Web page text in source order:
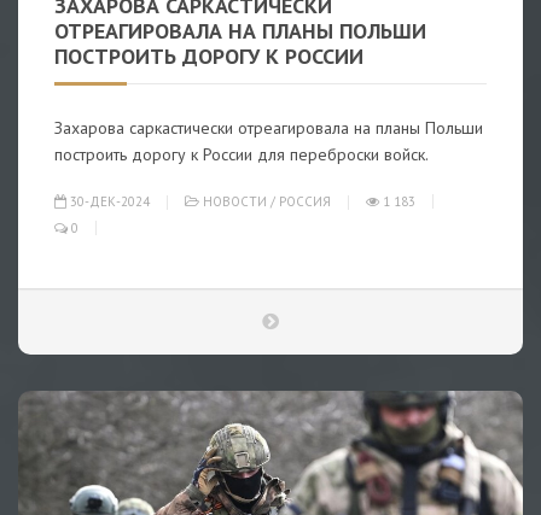
ЗАХАРОВА САРКАСТИЧЕСКИ
ОТРЕАГИРОВАЛА НА ПЛАНЫ ПОЛЬШИ
ПОСТРОИТЬ ДОРОГУ К РОССИИ
Захарова саркастически отреагировала на планы Польши
построить дорогу к России для переброски войск.
30-ДЕК-2024 НОВОСТИ / РОССИЯ
1 183
0